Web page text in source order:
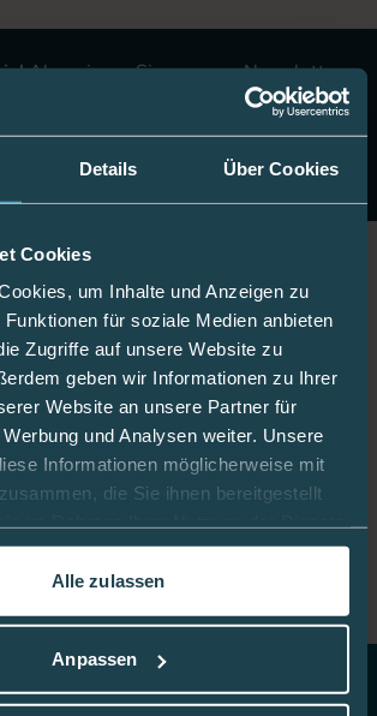
Details Über Cookies
Cookies
um Inhalte und Anzeigen zu
für soziale Medien anbieten
Zugriffe auf unsere Website zu
geben wir Informationen zu Ihrer
Website an unsere Partner für
und Analysen weiter. Unsere
Informationen möglicherweise mit
die Sie ihnen bereitgestellt
Alle zulassen
Anpassen
Abonnieren Sie unseren Newsletter
Gutschein im Wert von 10 Euro auf
Jetzt anmelden
Jetzt Fan werden!
Sie gut informiert:
Mediq App